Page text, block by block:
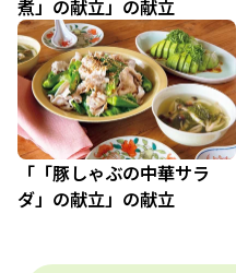
煮」の献立」の献立
「「豚しゃぶの中華サラ
ダ」の献立」の献立